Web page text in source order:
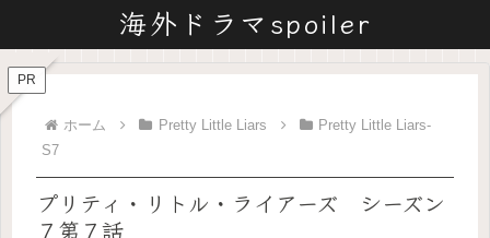
海外ドラマspoiler
PR
ホーム Pretty Little Liars
Pretty Little Liars-
S7
プリティ・リトル・ライアーズ シーズン
７第７話